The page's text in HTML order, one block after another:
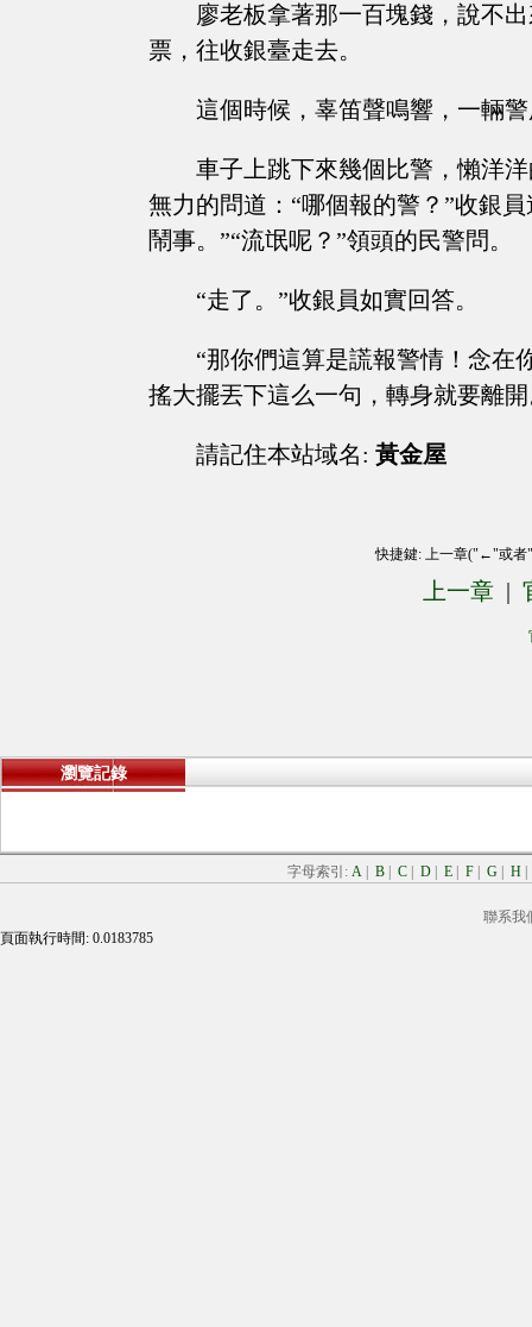
廖老板拿著那一百塊錢，說不
票，往收銀臺走去。
這個時候，辜笛聲鳴響，一輛
車子上跳下來幾個比警，懶洋
無力的問道：“哪個報的警？”收銀
鬧事。”“流氓呢？”領頭的民警問。
“走了。”收銀員如實回答。
“那你們這算是謊報警情！念在
搖大擺丟下這么一句，轉身就要離
請記住本站域名: 黃金屋
快捷鍵: 上一章("←"或
上一章 |
瀏覽記錄
字母索引: A B C D E F G H
聯系我
頁面執行時間: 0.0183785